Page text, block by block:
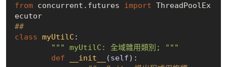
from concurrent.futures import ThreadPoolEx
ecutor
##
class myUtilC :
""" myUtilC: 全域雜用類別; """
def
__init__ (self) :